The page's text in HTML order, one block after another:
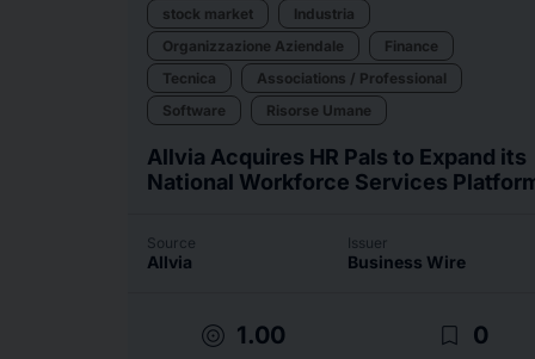
stock market
Industria
Organizzazione Aziendale
Finance
Tecnica
Associations / Professional
Software
Risorse Umane
Allvia Acquires HR Pals to Expand its
National Workforce Services
Source
Allvia
Issuer
Business Wire
target 1.00 bookmark_border 0